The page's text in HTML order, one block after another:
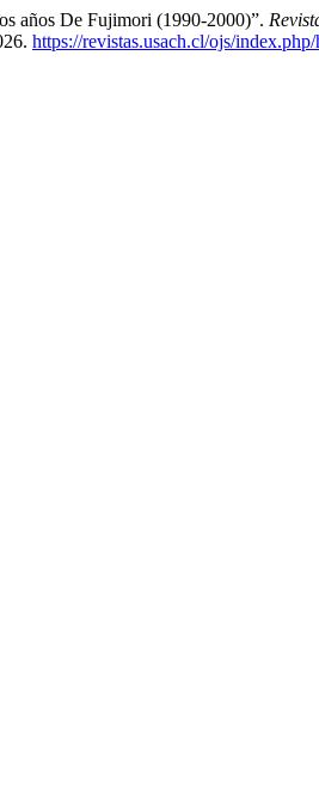
años De Fujimori (1990-2000)”.
https://revistas.usach.cl/ojs/